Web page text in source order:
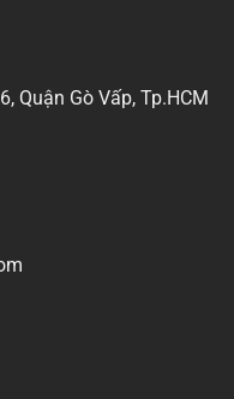
Quận Gò Vấp, Tp.HCM